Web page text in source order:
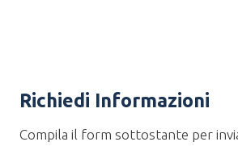
Richiedi Informazioni
Compila il form sottostante per